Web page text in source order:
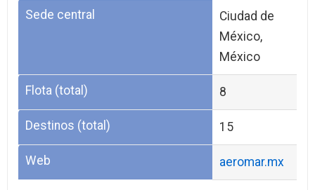
Sede central
Ciudad de
México,
México
Flota (total) 8
Destinos (total) 15
Web aeromar.mx